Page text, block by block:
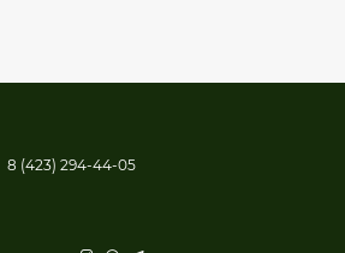
8 (423) 294-44-05